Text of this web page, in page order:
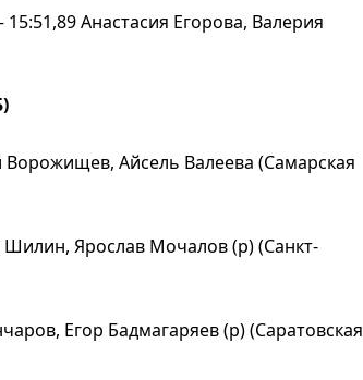
Анастасия Егорова, Валерия
Айсель Валеева (Самарская
Ярослав Мочалов (р) (Санкт-
Егор Бадмагаряев (р) (Саратовская